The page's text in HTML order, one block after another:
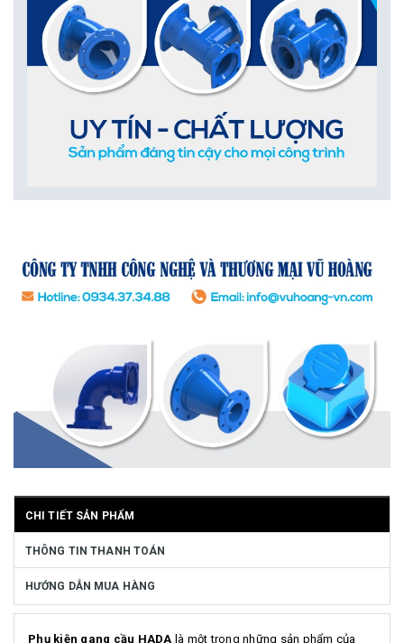
CHI TIẾT SẢN PHẨM
THÔNG TIN THANH TOÁN
HƯỚNG DẪN MUA HÀNG
Phụ kiện gang cầu HADA là một trong những sản phẩm của